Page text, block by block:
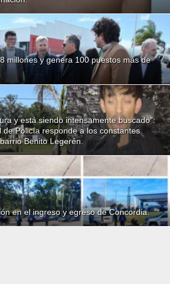
millones y genera 100 puestos más de
y está siendo intensamente buscado”:
de Policía responde a los constantes
Benito Legerén.
en el ingreso y egreso de Concordia.